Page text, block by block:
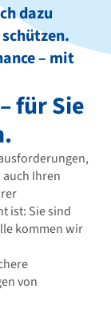
dazu
– mit
für Sie
Ihren
ist: Sie sind
kommen wir
von